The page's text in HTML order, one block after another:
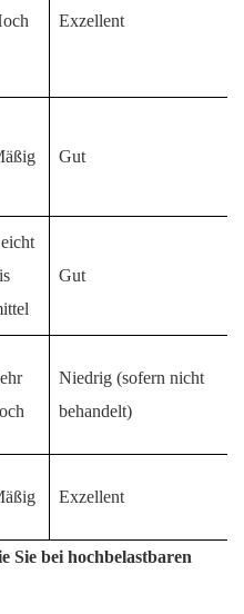
Exzellent
Gut
Gut
Niedrig (sofern nicht
behandelt)
Exzellent
Sie bei hochbelastbaren